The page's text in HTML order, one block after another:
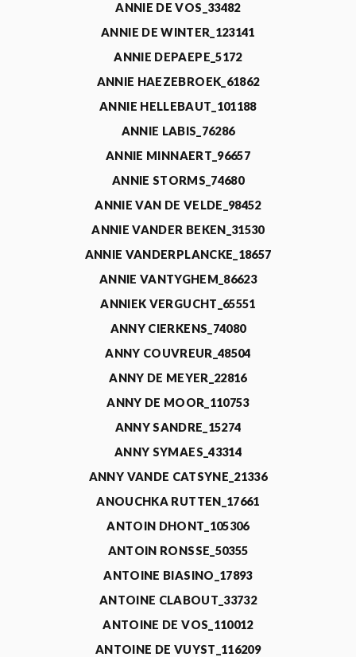
ANNIE DE VOS_33482
ANNIE DE WINTER_123141
ANNIE DEPAEPE_5172
ANNIE HAEZEBROEK_61862
ANNIE HELLEBAUT_101188
ANNIE LABIS_76286
ANNIE MINNAERT_96657
ANNIE STORMS_74680
ANNIE VAN DE VELDE_98452
ANNIE VANDER BEKEN_31530
ANNIE VANDERPLANCKE_18657
ANNIE VANTYGHEM_86623
ANNIEK VERGUCHT_65551
ANNY CIERKENS_74080
ANNY COUVREUR_48504
ANNY DE MEYER_22816
ANNY DE MOOR_110753
ANNY SANDRE_15274
ANNY SYMAES_43314
ANNY VANDE CATSYNE_21336
ANOUCHKA RUTTEN_17661
ANTOIN DHONT_105306
ANTOIN RONSSE_50355
ANTOINE BIASINO_17893
ANTOINE CLABOUT_33732
ANTOINE DE VOS_110012
ANTOINE DE VUYST_116209